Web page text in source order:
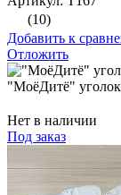
(10)
Добавить к
Отложить
"МоёДитё"
Нет в наличии
Под заказ